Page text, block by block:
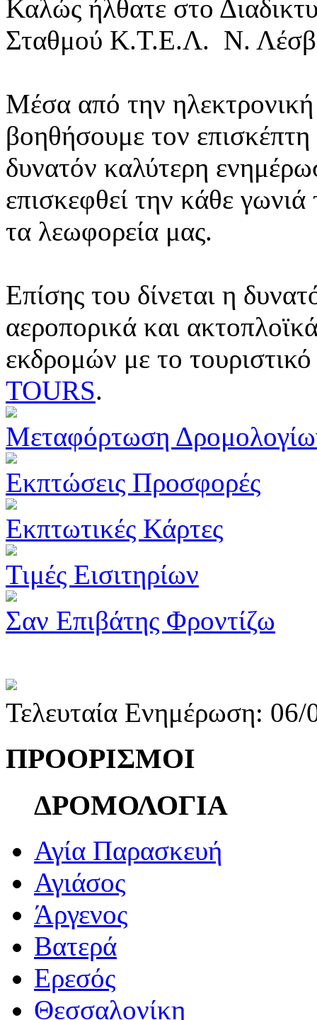
Καλώς ήλθατε στο
Σταθμού Κ.Τ.Ε.Λ. Ν.
Μέσα από την ηλεκτρονική
βοηθήσουμε τον
δυνατόν καλύτερη
επισκεφθεί την κάθε
τα λεωφορεία μας.
Επίσης του δίνεται η
αεροπορικά και
εκδρομών με το
TOURS.
Μεταφόρτωση
Εκπτώσεις Προσφορές
Εκπτωτικές Κάρτες
Τιμές Εισιτηρίων
Σαν Επιβάτης Φροντίζω
Τελευταία Ενημέρωση:
ΠΡΟΟΡΙΣΜΟΙ
ΔΡΟΜΟΛΟΓΙΑ
Αγία Παρασκευή
Αγιάσος
Άργενος
Βατερά
Ερεσός
Θεσσαλονίκη